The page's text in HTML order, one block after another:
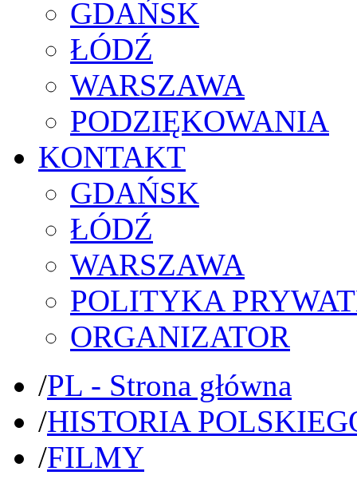
GDAŃSK
ŁÓDŹ
WARSZAWA
PODZIĘKOWANIA
KONTAKT
GDAŃSK
ŁÓDŹ
WARSZAWA
POLITYKA
ORGANIZATOR
/PL - Strona główna
/HISTORIA
/FILMY